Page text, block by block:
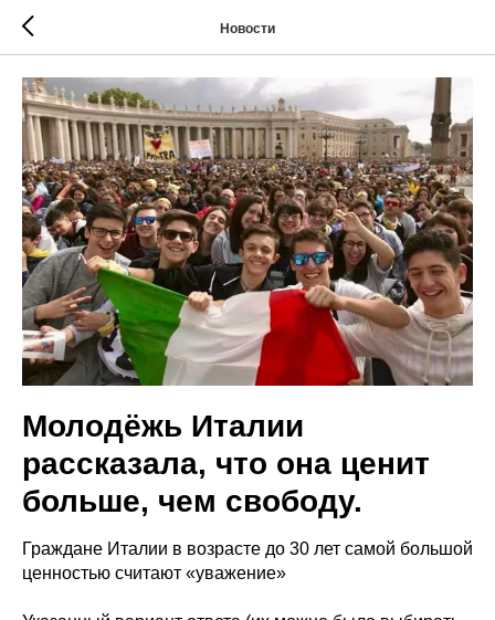
Новости
Молодёжь Италии
рассказала, что она ценит
больше, чем свободу.
Граждане Италии в возрасте до 30 лет самой большой
ценностью считают «уважение»